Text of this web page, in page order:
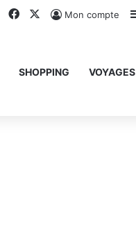
FacebookMon compte
SHOPPING VOYAGES